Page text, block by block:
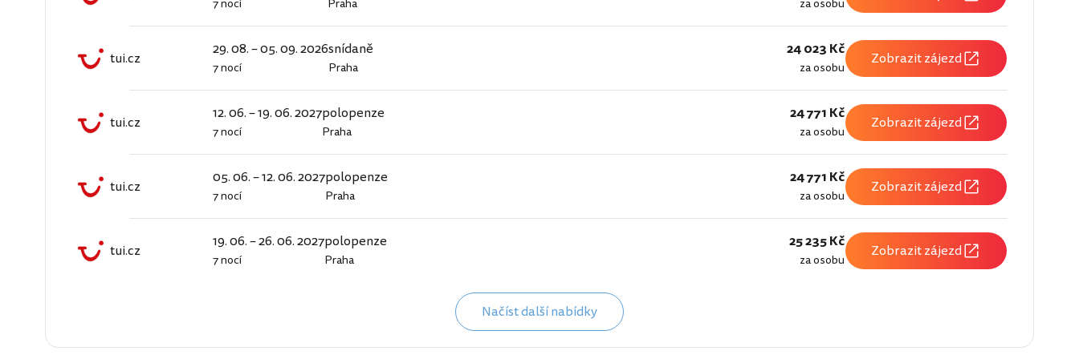
7 nocí Praha za osobu
tui.cz 29. 08. – 05. 09. 2026
7 nocí
snídaně
Praha
24 023 Kč
za osobu Zobrazit zájezd
tui.cz 12. 06. – 19. 06. 2027
7 nocí
polopenze
Praha
24 771 Kč
za osobu Zobrazit zájezd
tui.cz 05. 06. – 12. 06. 2027
7 nocí
polopenze
Praha
24 771 Kč
za osobu Zobrazit zájezd
tui.cz 19. 06. – 26. 06. 2027
7 nocí
polopenze
Praha
25 235 Kč
za osobu Zobrazit zájezd
Načíst další nabídky